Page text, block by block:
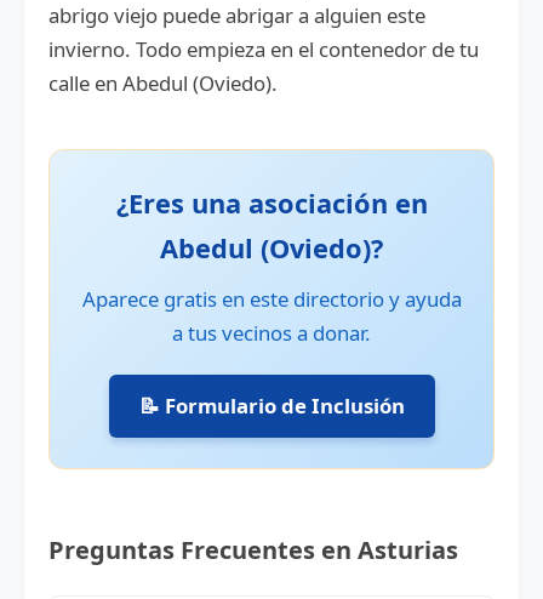
abrigo viejo puede abrigar a alguien este
invierno. Todo empieza en el contenedor de tu
calle en Abedul (Oviedo).
¿Eres una asociación en
Abedul (Oviedo)?
Aparece gratis en este directorio y ayuda
a tus vecinos a donar.
📝 Formulario de Inclusión
Preguntas Frecuentes en Asturias